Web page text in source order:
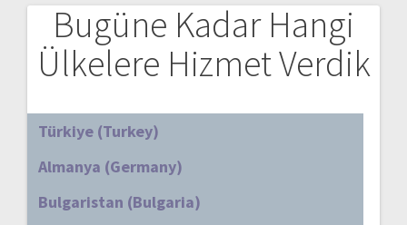
Bugüne Kadar Hangi
Ülkelere Hizmet Verdik
Türkiye (Turkey)
Almanya (Germany)
Bulgaristan (Bulgaria)